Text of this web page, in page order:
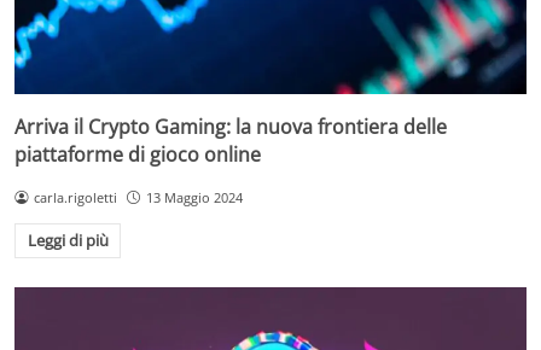
Arriva il Crypto Gaming: la nuova frontiera delle
piattaforme di gioco online
carla.rigoletti 13 Maggio 2024
Leggi di più